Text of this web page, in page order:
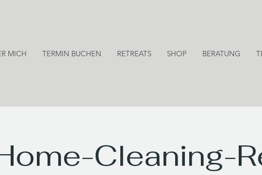
MICH TERMIN BUCHEN RETREATS SHOP BERATUNG
Cleaning-